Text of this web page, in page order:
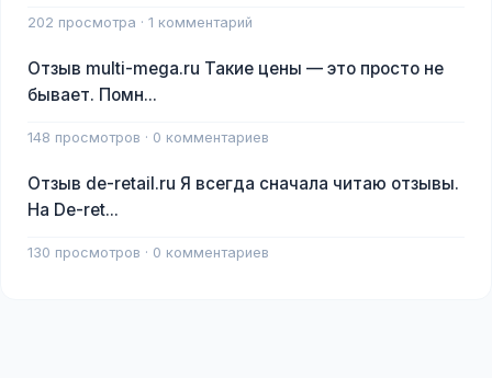
202 просмотра · 1 комментарий
Отзыв multi-mega.ru Такие цены — это просто не
бывает. Помн...
148 просмотров · 0 комментариев
Отзыв de-retail.ru Я всегда сначала читаю отзывы.
На De-ret...
130 просмотров · 0 комментариев